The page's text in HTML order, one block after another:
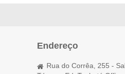
Endereço
Rua do Corrêa, 255 -